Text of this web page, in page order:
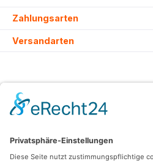
Zahlungsarten
Versandarten
Alle Preise inkl. gesetzl.
Nachnahmegebühren, wenn
© 2026 Lovehurts Bikes - Alle